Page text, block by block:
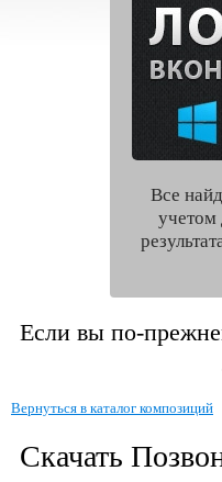
Все
учетом
Если вы по-
Вернуться в каталог композиций
Скачать